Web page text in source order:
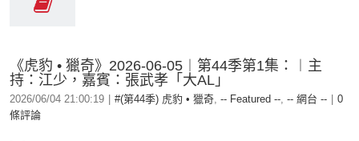
《虎豹 • 獵奇》2026-06-05︱第44季第1集：︱主
持：江少，嘉賓：張武孝「大AL」
2026/06/04 21:00:19 #(第44季) 虎豹 • 獵奇, -- Featured --, -- 網台 --
0
條評論